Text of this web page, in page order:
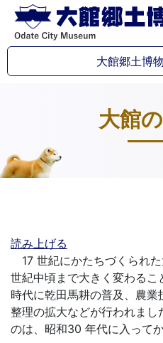
大館郷土博
大館
読み上げる
17 世紀にかたちづくられ
世紀中頃まで大きく変わる
時代に乾田馬耕の普及、農
整理の拡大などが行われま
のは、昭和30 年代に入って